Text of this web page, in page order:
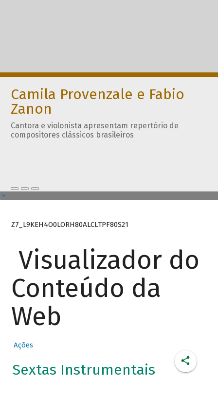
Camila Provenzale e Fabio
Zanon
Cantora e violonista apresentam repertório de
compositores clássicos brasileiros
Z7_L9KEH4O0LORH80ALCLTPF80S21
Visualizador do
Conteúdo da
Web
Ações
Sextas Instrumentais